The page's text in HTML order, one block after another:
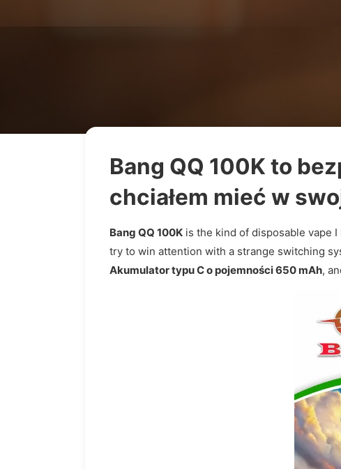
Bang QQ 100K to
chciałem mieć w
Bang QQ 100K is the kind of disposable vape
try to win attention with a strange switching
Akumulator typu C o pojemności 650 mAh,